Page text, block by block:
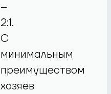
–
2:1.
С
минимальным
преимуществом
хозяев